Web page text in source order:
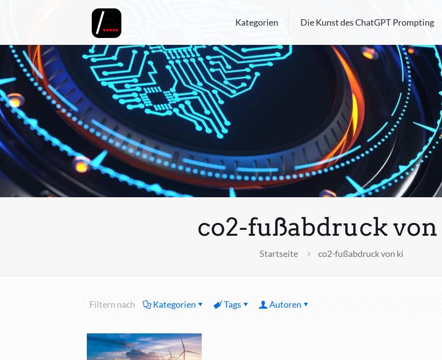
Kategorien Die Kunst des ChatGPT Prompting
co2-fußabdruck
Startseite co2-fußabdruck von ki
Filtern nach Kategorien Tags Autoren